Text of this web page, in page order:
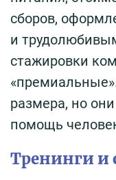
сборов,
и
стажировки
размера, но
помощь
Тренинги и